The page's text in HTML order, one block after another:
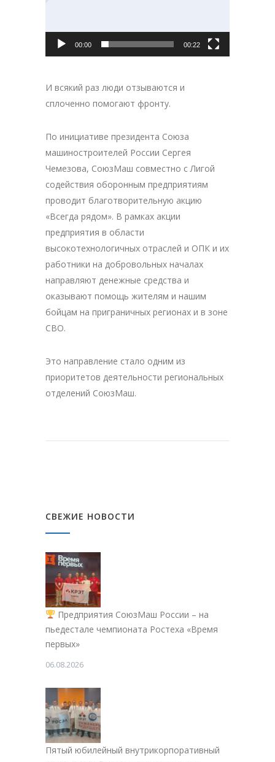
00:00 00:22
И всякий раз люди отзываются и
сплоченно помогают фронту.
По инициативе президента Союза
машиностроителей России Сергея
Чемезова, СоюзМаш совместно с Лигой
содействия оборонным предприятиям
проводит благотворительную акцию
«Всегда рядом». В рамках акции
предприятия в области
высокотехнологичных отраслей и ОПК и их
работники на добровольных началах
направляют денежные средства и
оказывают помощь жителям и нашим
бойцам на приграничных регионах и в зоне
СВО.
Это направление стало одним из
приоритетов деятельности региональных
отделений СоюзМаш.
СВЕЖИЕ НОВОСТИ
Предприятия СоюзМаш России – на
пьедестале чемпионата Ростеха «Время
первых»
06.08.2026
Пятый юбилейный внутрикорпоративный